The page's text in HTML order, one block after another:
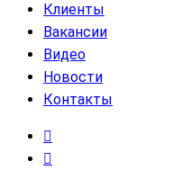
Клиенты
Вакансии
Видео
Новости
Контакты